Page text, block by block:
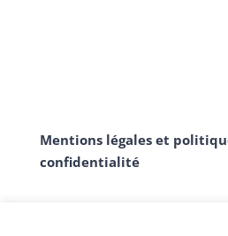
Mentions légales et
confidentialité